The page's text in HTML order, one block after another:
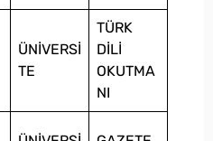
ÜNİVERSİ
TE
TÜRK
DİLİ
OKUTMA
NI